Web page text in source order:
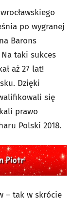
po wygranej
Barons
Na taki sukces
aż 27 lat!
Dzięki
się
prawo
Polski 2018.
– tak w skrócie